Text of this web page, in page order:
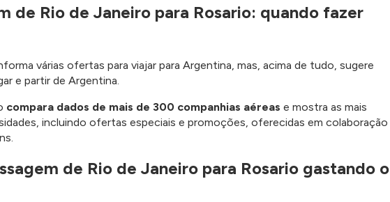
de Rio de Janeiro para Rosario: quando fazer
várias ofertas para viajar para Argentina, mas, acima de tudo, sugere
e partir de Argentina.
compara dados de mais de 300 companhias aéreas e mostra as mais
incluindo ofertas especiais e promoções, oferecidas em colaboração
de Rio de Janeiro para Rosario gastando o